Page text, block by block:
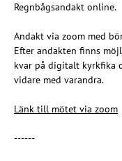
Regnbågsandakt online.
Andakt via zoom med
Efter andakten finns
kvar på digitalt kyrkfika
vidare med varandra.
Länk till mötet via zoom
------